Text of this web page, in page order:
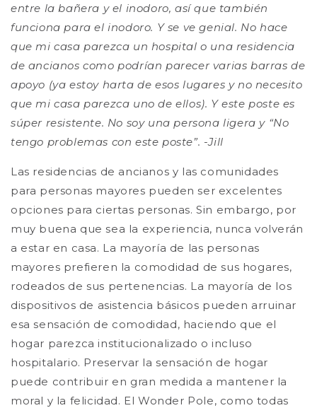
entre la bañera y el inodoro, así que también
funciona para el inodoro. Y se ve genial. No hace
que mi casa parezca un hospital o una residencia
de ancianos como podrían parecer varias barras de
apoyo (ya estoy harta de esos lugares y no necesito
que mi casa parezca uno de ellos). Y este poste es
súper resistente. No soy una persona ligera y “No
tengo problemas con este poste”. -Jill
Las residencias de ancianos y las comunidades
para personas mayores pueden ser excelentes
opciones para ciertas personas. Sin embargo, por
muy buena que sea la experiencia, nunca volverán
a estar en casa. La mayoría de las personas
mayores prefieren la comodidad de sus hogares,
rodeados de sus pertenencias. La mayoría de los
dispositivos de asistencia básicos pueden arruinar
esa sensación de comodidad, haciendo que el
hogar parezca institucionalizado o incluso
hospitalario. Preservar la sensación de hogar
puede contribuir en gran medida a mantener la
moral y la felicidad. El Wonder Pole, como todas